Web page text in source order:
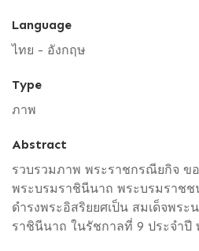
Language
ไทย - อังกฤษ
Type
ภาพ
Abstract
รวบรวมภาพ พระราชกรณียกิจ ขอ
พระบรมราชินีนาถ พระบรมราช
ดำรงพระอิสริยยศเป็น สมเด็จพระ
ราชินีนาถ ในรัชกาลที่ 9 ประจำปี